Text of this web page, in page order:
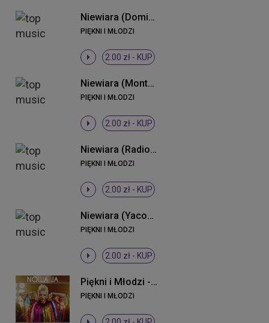
Niewiara (Dominium Remix)
PIĘKNI I MŁODZI
2.00 zł - KUP
Niewiara (Monteiro 2013 Remix)
PIĘKNI I MŁODZI
2.00 zł - KUP
Niewiara (Radio Edit)
PIĘKNI I MŁODZI
2.00 zł - KUP
Niewiara (Yacoop vs. K & N Remix)
PIĘKNI I MŁODZI
2.00 zł - KUP
Piękni i Młodzi - Nowa ja
PIĘKNI I MŁODZI